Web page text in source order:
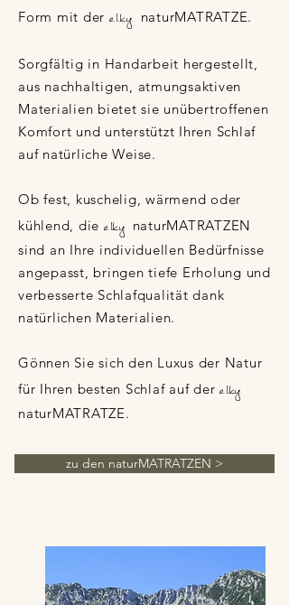
Form mit der elky naturMATRATZE.
Sorgfältig in Handarbeit hergestellt,
aus nachhaltigen, atmungsaktiven
Materialien bietet sie unübertroffenen
Komfort und unterstützt Ihren Schlaf
auf natürliche Weise.
Ob fest, kuschelig, wärmend oder
kühlend, die elky naturMATRATZEN
sind an Ihre individuellen Bedürfnisse
angepasst, bringen tiefe Erholung und
verbesserte Schlafqualität dank
natürlichen Materialien.
Gönnen Sie sich den Luxus der Natur
für Ihren besten Schlaf auf der elky
naturMATRATZE.
zu den naturMATRATZEN >